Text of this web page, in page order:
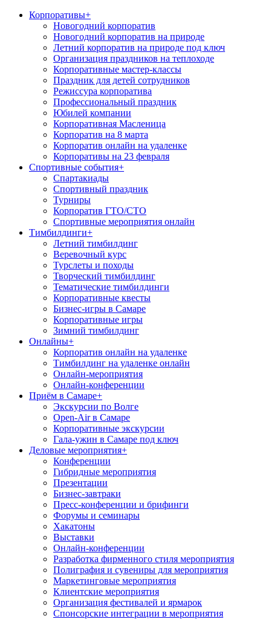
Корпоративы+
Новогодний корпоратив
Новогодний корпоратив на природе
Летний корпоратив на природе под ключ
Организация праздников на теплоходе
Корпоративные мастер-классы
Праздник для детей сотрудников
Режиссура корпоратива
Профессиональный праздник
Юбилей компании
Корпоративная Масленица
Корпоратив на 8 марта
Корпоратив онлайн на удаленке
Корпоративы на 23 февраля
Спортивные события+
Спартакиады
Спортивный праздник
Турниры
Корпоратив ГТО/СТО
Спортивные мероприятия онлайн
Тимбилдинги+
Летний тимбилдинг
Веревочный курс
Турслеты и походы
Творческий тимбилдинг
Тематические тимбилдинги
Корпоративные квесты
Бизнес-игры в Самаре
Корпоративные игры
Зимний тимбилдинг
Онлайны+
Корпоратив онлайн на удаленке
Тимбилдинг на удаленке онлайн
Онлайн-мероприятия
Онлайн-конференции
Приём в Самаре+
Экскурсии по Волге
Open-Air в Самаре
Корпоративные экскурсии
Гала-ужин в Самаре под ключ
Деловые мероприятия+
Конференции
Гибридные мероприятия
Презентации
Бизнес-завтраки
Пресс-конференции и брифинги
Форумы и семинары
Хакатоны
Выставки
Онлайн-конференции
Разработка фирменного стиля мероприятия
Полиграфия и сувениры для мероприятия
Маркетинговые мероприятия
Клиентские мероприятия
Организация фестивалей и ярмарок
Спонсорские интеграции в мероприятия